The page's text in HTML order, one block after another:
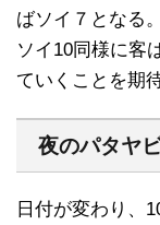
ばソイ７となる。
ソイ10同様に客
ていくことを期待
夜のパタヤ
日付が変わり、